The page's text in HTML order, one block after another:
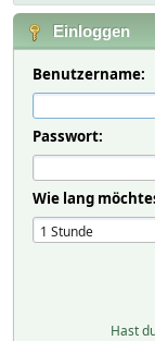
Einloggen
Benutzername:
Passwort:
Wie lang
Hast